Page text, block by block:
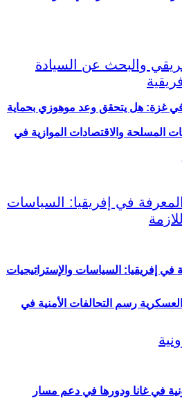
في غزة: هل يتحقق وعد موهوزي بحماية
رسم التحالفات الأمنية في
المسلحة والاقتصادات الموازية في
في إفريقيا: السياسات والإستراتيجيات
في غانا ودورها في دعم مسار